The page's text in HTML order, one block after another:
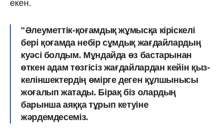
екен.
"Әлеуметтік-қоғамдық жұмысқа кіріскелі
бері қоғамда небір сұмдық жағдайлардың
куәсі болдым. Мұндайда өз бастарынан
өткен адам төзгісіз жағдайлардан кейін қыз-
келіншектердің өмірге деген құлшынысы
жоғалып жатады. Бірақ біз олардың
барынша аяққа тұрып кетуіне
жәрдемдесеміз.